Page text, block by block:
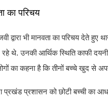
का परिचय
द्वारा भी मानवता का परिचय देते
थे. उनकी आर्थिक स्थिति काफी
का कहना है कि तीनों बच्चे खुद से
प्रखंड प्रशासन को छोटी बच्ची का